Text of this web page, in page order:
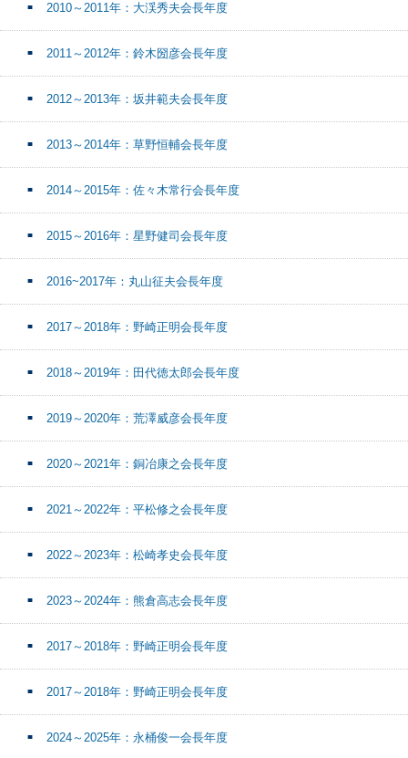
2010～2011年：大渓秀夫会長年度
2011～2012年：鈴木圀彦会長年度
2012～2013年：坂井範夫会長年度
2013～2014年：草野恒輔会長年度
2014～2015年：佐々木常行会長年度
2015～2016年：星野健司会長年度
2016~2017年：丸山征夫会長年度
2017～2018年：野崎正明会長年度
2018～2019年：田代徳太郎会長年度
2019～2020年：荒澤威彦会長年度
2020～2021年：銅冶康之会長年度
2021～2022年：平松修之会長年度
2022～2023年：松崎孝史会長年度
2023～2024年：熊倉高志会長年度
2017～2018年：野崎正明会長年度
2017～2018年：野崎正明会長年度
2024～2025年：永桶俊一会長年度